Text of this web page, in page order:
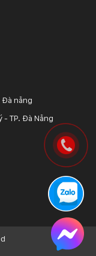
Đà nẵng
- TP. Đà Nẵng